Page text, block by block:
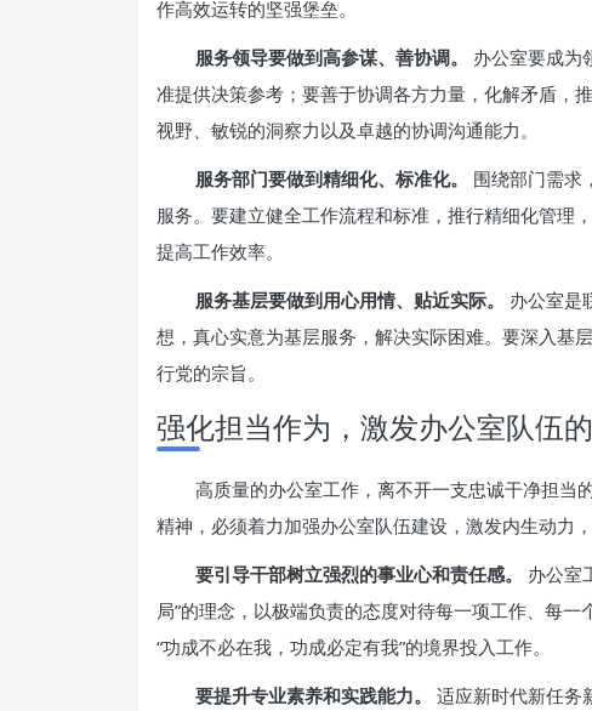
作高效运转的坚强堡垒。
服务领导要做到高参谋、善协调。
办公室要成为
准提供决策参考；要善于协调各方力量，化解矛盾，
视野、敏锐的洞察力以及卓越的协调沟通能力。
服务部门要做到精细化、标准化。
围绕部门需求
服务。要建立健全工作流程和标准，推行精细化管理
提高工作效率。
服务基层要做到用心用情、贴近实际。
办公室是
想，真心实意为基层服务，解决实际困难。要深入基
行党的宗旨。
强化担当作为，激发办公室队伍
高质量的办公室工作，离不开一支忠诚干净担当
精神，必须着力加强办公室队伍建设，激发内生动力，
要引导干部树立强烈的事业心和责任感。
办公室
局”的理念，以极端负责的态度对待每一项工作、每
“功成不必在我，功成必定有我”的境界投入工作。
要提升专业素养和实践能力。
适应新时代新任务